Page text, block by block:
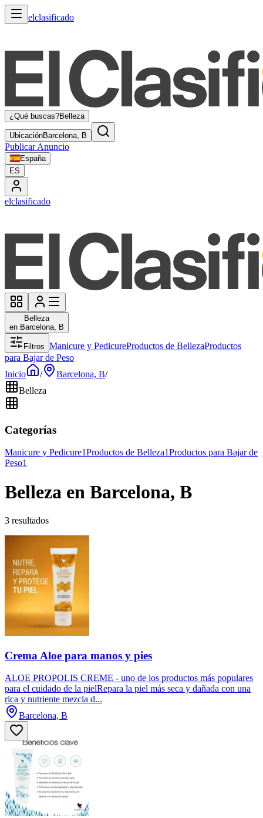
elclasificado
¿Qué buscas?Belleza
UbicaciónBarcelona, B
Publicar Anuncio
España
ES
elclasificado
Belleza
en Barcelona, B
Filtros Manicure y PedicureProductos de BellezaProductos
para Bajar de Peso
Inicio
/ Barcelona, B/
Belleza
Categorías
Manicure y Pedicure1Productos de Belleza1Productos para Bajar de
Peso1
Belleza en Barcelona, B
3 resultados
Crema Aloe para manos y pies
ALOE PROPOLIS CREME - uno de los productos más populares
para el cuidado de la pielRepara la piel más seca y dañada con una
rica y nutriente mezcla d...
Barcelona, B